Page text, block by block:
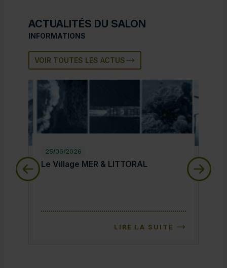
ACTUALITÉS DU SALON
INFORMATIONS
VOIR TOUTES LES ACTUS
25/06/2026
Le Village MER & LITTORAL
Le Village MER & LITTORAL
LIRE LA SUITE